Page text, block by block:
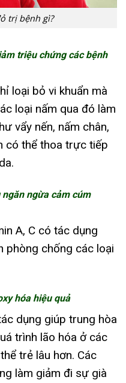
trị bệnh gì?
triệu chứng các bệnh
loại bỏ vi khuẩn mà
loại nấm qua đó làm
vẩy nến, nấm chân,
có thể thoa trực tiếp
ngừa cảm cúm
A, C có tác dụng
phòng chống các loại
hóa hiệu quả
dụng giúp trung hòa
trình lão hóa ở các
trẻ lâu hơn. Các
làm giảm đi sự già